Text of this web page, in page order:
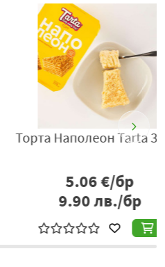
info@orionworld.ru,
www.berezka.bg
Наполеон Tarta 370гр
5.06€/бр
9.90лв./бр